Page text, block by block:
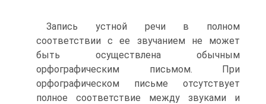
Запись устной речи в полном
соответствии с ее звучанием не может
быть осуществлена обычным
орфографическим письмом. При
орфографическом письме отсутствует
полное соответствие между звуками и